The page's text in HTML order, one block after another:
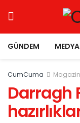
GÜNDEM MEDYA
CumCuma Magazin
Darragh